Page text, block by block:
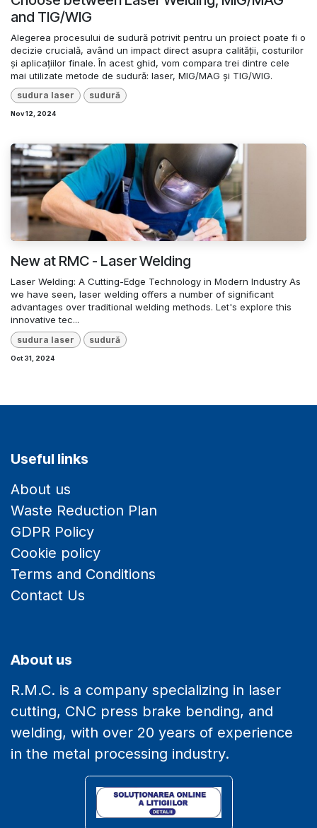
and TIG/WIG
Alegerea procesului de sudură potrivit pentru un proiect poate fi o
decizie crucială, având un impact direct asupra calității, costurilor
și aplicațiilor finale. În acest ghid, vom compara trei dintre cele
mai utilizate metode de sudură: laser, MIG/MAG și TIG/WIG.
sudura laser sudură
Nov 12, 2024
New at RMC - Laser Welding
Laser Welding: A Cutting-Edge Technology in Modern Industry As
we have seen, laser welding offers a number of significant
advantages over traditional welding methods. Let's explore this
innovative tec...
sudura laser sudură
Oct 31, 2024
Useful links
About us
Waste Reduction Plan
GDPR Policy
Cookie policy
Terms and Conditions
Contact Us
About us
R.M.C. is a company specializing in laser
cutting, CNC press brake bending, and
welding, with over 20 years of experience
in the metal processing industry.